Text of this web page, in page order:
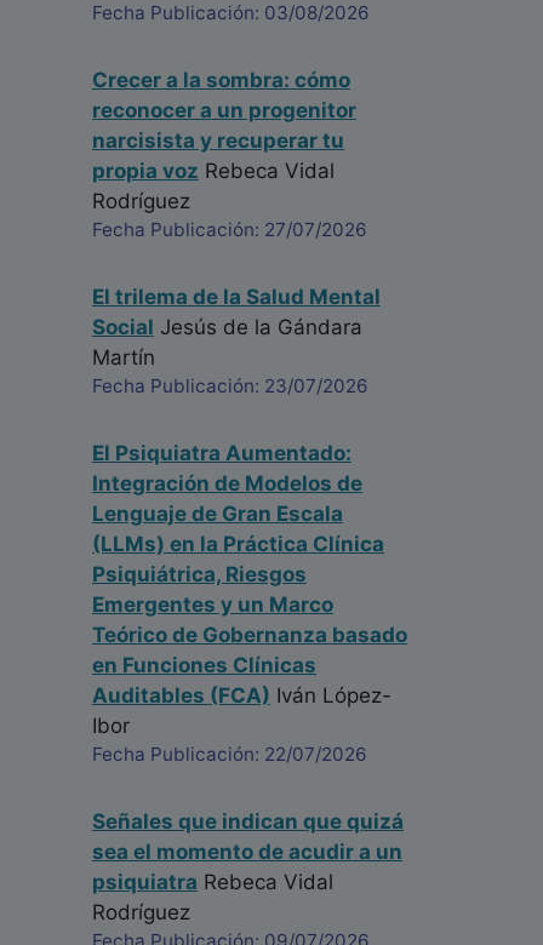
Fecha Publicación: 03/08/2026
Crecer a la sombra: cómo
reconocer a un progenitor
narcisista y recuperar tu
propia voz Rebeca Vidal
Rodríguez
Fecha Publicación: 27/07/2026
El trilema de la Salud Mental
Social Jesús de la Gándara
Martín
Fecha Publicación: 23/07/2026
El Psiquiatra Aumentado:
Integración de Modelos de
Lenguaje de Gran Escala
(LLMs) en la Práctica Clínica
Psiquiátrica, Riesgos
Emergentes y un Marco
Teórico de Gobernanza basado
en Funciones Clínicas
Auditables (FCA) Iván López-
Ibor
Fecha Publicación: 22/07/2026
Señales que indican que quizá
sea el momento de acudir a un
psiquiatra Rebeca Vidal
Rodríguez